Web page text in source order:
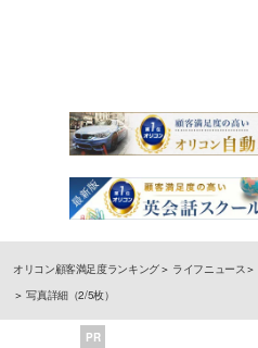
オリコン顧客満足度ランキング ライフニュース
写真詳細（2/5枚）
PR